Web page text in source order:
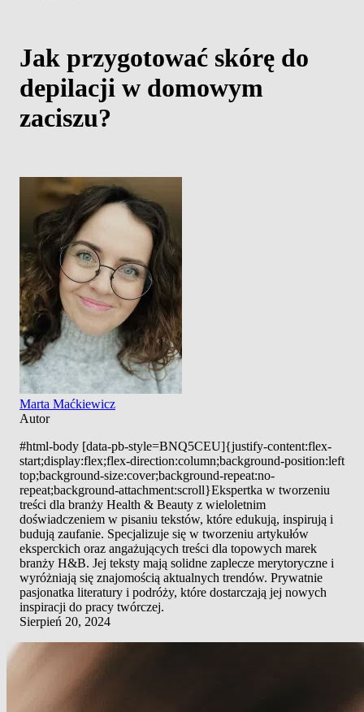
Jak przygotować skórę do
depilacji w domowym
zaciszu?
Marta Maćkiewicz
Autor
#html-body [data-pb-style=BNQ5CEU]{justify-content:flex-
start;display:flex;flex-direction:column;background-position:left
top;background-size:cover;background-repeat:no-
repeat;background-attachment:scroll}Ekspertka w tworzeniu
treści dla branży Health & Beauty z wieloletnim
doświadczeniem w pisaniu tekstów, które edukują, inspirują i
budują zaufanie. Specjalizuje się w tworzeniu artykułów
eksperckich oraz angażujących treści dla topowych marek
branży H&B. Jej teksty mają solidne zaplecze merytoryczne i
wyróżniają się znajomością aktualnych trendów. Prywatnie
pasjonatka literatury i podróży, które dostarczają jej nowych
inspiracji do pracy twórczej.
Sierpień 20, 2024